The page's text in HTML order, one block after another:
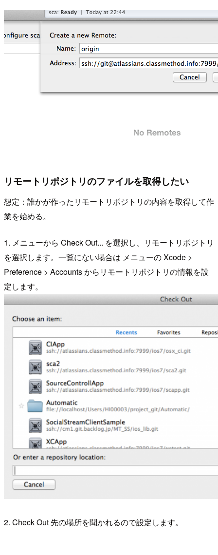
リモートリポジトリのファイルを取得したい
想定：誰かが作ったリモートリポジトリの内容を取得して作
業を始める。
1. メニューから Check Out... を選択し、リモートリポジトリ
を選択します。一覧にない場合は メニューの Xcode >
Preference > Accounts からリモートリポジトリの情報を設
定します。
2. Check Out 先の場所を聞かれるので設定します。